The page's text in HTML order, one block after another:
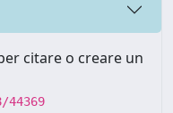
citare o creare un